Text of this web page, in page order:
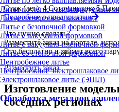
Литье по легко газифицируемым
Литье по чертежам заказчика
Литье с безопочной формовкой
Литье с вакуумной формовкой
Литье с вакуумно-плёночной
Литье со стопочной формовкой
Центробежное литье
Центробежное электрошлаковое
Электрошлаковое литье (ЭШЛ)
Обработка металлов
Стаж (лет):4 Сотрудников:5
Подробнее о предприятии
Что нужно сделать?
Разместите заказ на портале,
Это бесплатно и займет всего
Разместить заказ
Изготовление
соседних регионах